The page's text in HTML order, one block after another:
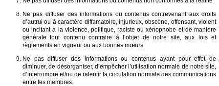
Ne pas diffuser des informations ou contenus contrevenant aux droits
d’autrui ou à caractère diffamatoire, injurieux, obscène, offensant, violent
ou incitant à la violence, politique, raciste ou xénophobe et de manière
générale tout contenu contraire à l’objet de notre site, aux lois et
règlements en vigueur ou aux bonnes mœurs.
Ne pas diffuser des informations ou contenus ayant pour effet de
diminuer, de désorganiser, d’empêcher l’utilisation normale de notre site,
d’interrompre et/ou de ralentir la circulation normale des communications
entre les membres.